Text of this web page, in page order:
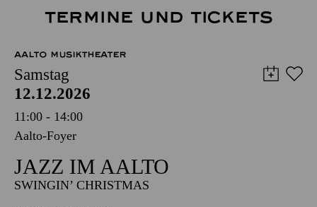
TERMINE UND TICKETS
AALTO MUSIKTHEATER
Samstag
12.12.2026
11:00 - 14:00
Aalto-Foyer
JAZZ IM AALTO
SWINGIN’ CHRISTMAS